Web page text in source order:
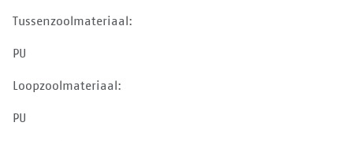
Tussenzoolmateriaal:
PU
Loopzoolmateriaal:
PU